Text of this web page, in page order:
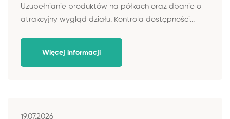
Uzupełnianie produktów na półkach oraz dbanie o
atrakcyjny wygląd działu. Kontrola dostępności...
Więcej informacji
19.07.2026